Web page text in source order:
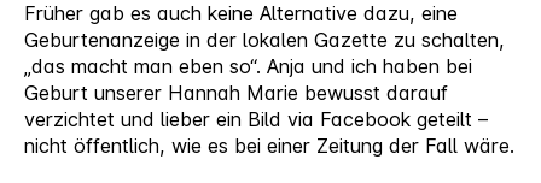
Früher gab es auch keine Alternative dazu, eine
Geburtenanzeige in der lokalen Gazette zu schalten,
„das macht man eben so“. Anja und ich haben bei
Geburt unserer Hannah Marie bewusst darauf
verzichtet und lieber ein Bild via Facebook geteilt –
nicht öffentlich, wie es bei einer Zeitung der Fall wäre.